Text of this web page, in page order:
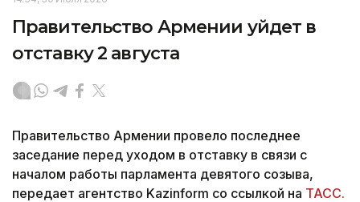
Правительство Армении уйдет в
отставку 2 августа
Правительство Армении провело последнее
заседание перед уходом в отставку в связи с
началом работы парламента девятого созыва,
передает агентство Kazinform со ссылкой на ТАСС.